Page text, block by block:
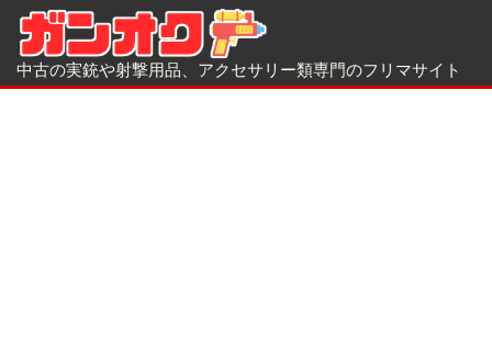
中古の実銃や射撃用品、アクセサリー類専門のフリマサイト